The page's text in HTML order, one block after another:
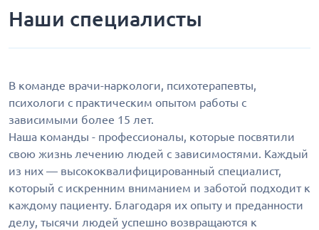
Наши специалисты
В команде врачи-наркологи, психотерапевты,
психологи с практическим опытом работы с
зависимыми более 15 лет.
Наша команды - профессионалы, которые посвятили
свою жизнь лечению людей с зависимостями. Каждый
из них — высококвалифицированный специалист,
который с искренним вниманием и заботой подходит к
каждому пациенту. Благодаря их опыту и преданности
делу, тысячи людей успешно возвращаются к